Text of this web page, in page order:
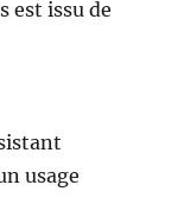
est issu de
usage